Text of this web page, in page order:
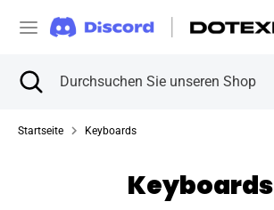
zumW
ä
h
Vereinigte Staaten (USD $)
SuchenDurchsuchen
unseren
SuchenDurchsuchen
Shop
Suche
schließen
Startseite Keyboards
Keyboards